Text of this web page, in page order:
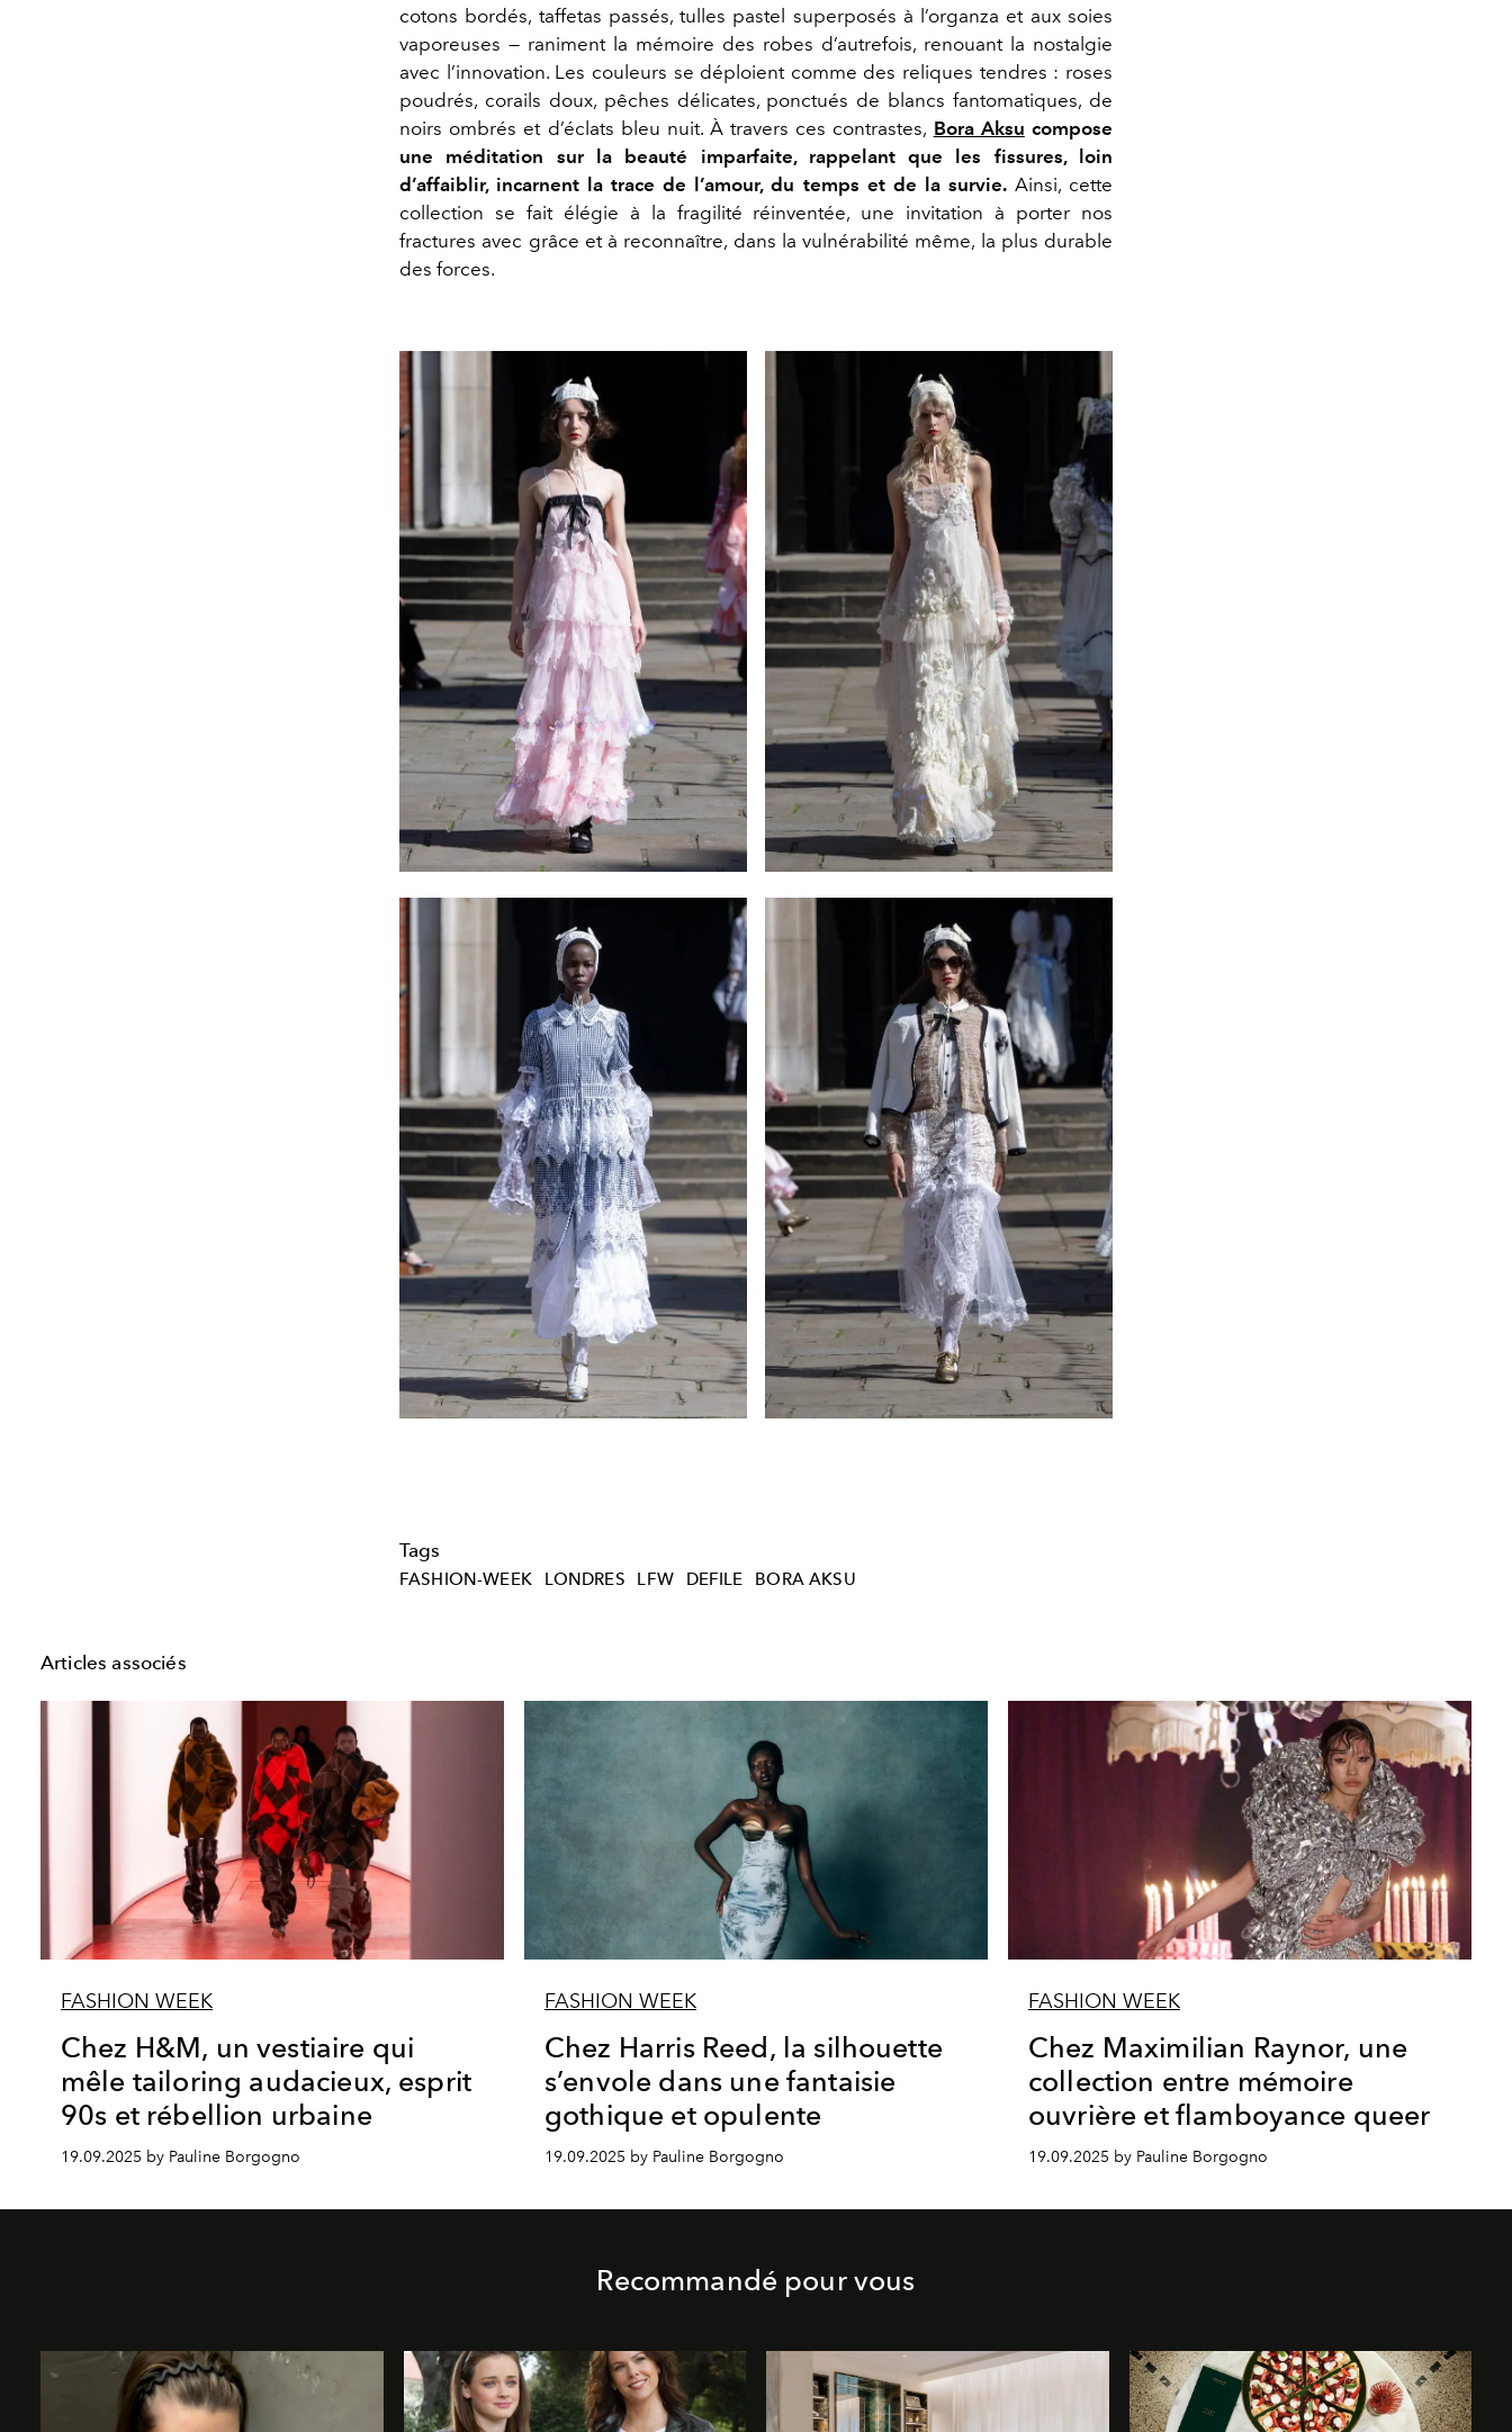
cotons bordés, taffetas passés, tulles pastel superposés à l’organza et aux soies
vaporeuses — raniment la mémoire des robes d’autrefois, renouant la nostalgie
avec l’innovation. Les couleurs se déploient comme des reliques tendres : roses
poudrés, corails doux, pêches délicates, ponctués de blancs fantomatiques, de
noirs ombrés et d’éclats bleu nuit. À travers ces contrastes, Bora Aksu compose
une méditation sur la beauté imparfaite, rappelant que les fissures, loin
d’affaiblir, incarnent la trace de l’amour, du temps et de la survie.Ainsi, cette
collection se fait élégie à la fragilité réinventée, une invitation à porter nos
fractures avec grâce et à reconnaître, dans la vulnérabilité même, la plus durable
des forces.
Tags
FASHION-WEEK LONDRES LFW DEFILE BORA AKSU
Articles associés
FASHION WEEK
Chez H&M, un vestiaire qui
mêle tailoring audacieux, esprit
90s et rébellion urbaine
19.09.2025 by Pauline Borgogno
FASHION WEEK
Chez Harris Reed, la silhouette
s’envole dans une fantaisie
gothique et opulente
19.09.2025 by Pauline Borgogno
FASHION WEEK
Chez Maximilian Raynor, une
collection entre mémoire
ouvrière et flamboyance queer
19.09.2025 by Pauline Borgogno
Recommandé pour vous